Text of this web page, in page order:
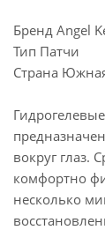
Бренд Angel
Тип Патчи
Страна
вокруг глаз.
комфортно
несколько